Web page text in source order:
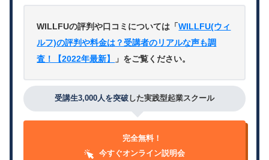
WILLFUの評判や口コミについては「WILLFU(ウィ
ルフ)の評判や料金は？受講者のリアルな声も調
査！【2022年最新】
」をご覧ください。
受講生3,000人を突破 した実践型起業スクール
完全無料！
今すぐオンライン説明会